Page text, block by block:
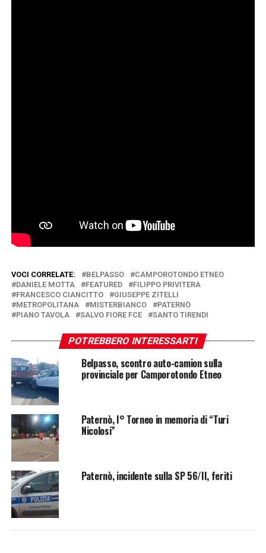
VOCI CORRELATE: BELPASSO
CAMPOROTONDO ETNEO
DANIELE MOTTA
FEATURED
FILIPPO PRIVITERA
FRANCESCO CIANCITTO
GIUSEPPE ZITELLI
METROPOLITANA
MISTERBIANCO
PATERNÒ
PIANO TAVOLA
SALVO FIORE FCE SANTO TIRENDI
POTREBBERO INTERESSARTI
Belpasso, scontro auto-camion sulla
provinciale per Camporotondo Etneo
Paternò, I° Torneo in memoria di “Turi
Nicolosi”
Paternò, incidente sulla SP 56/II, feriti